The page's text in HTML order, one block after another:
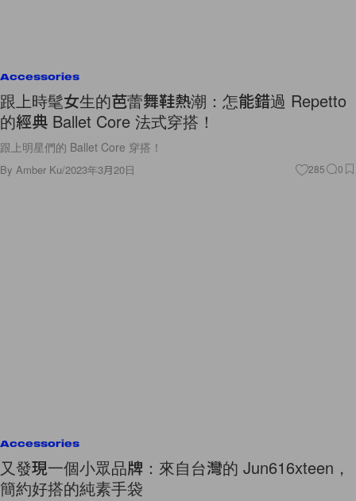
Accessories
跟上時髦女生的芭蕾舞鞋熱潮：怎能錯過 Repetto
的經典 Ballet Core 法式穿搭！
跟上明星們的 Ballet Core 穿搭！
By Amber Ku/2023年3月20日 285 0
Accessories
又發現一個小眾品牌：來自台灣的 Jun616xteen，
簡約好搭的純素手袋